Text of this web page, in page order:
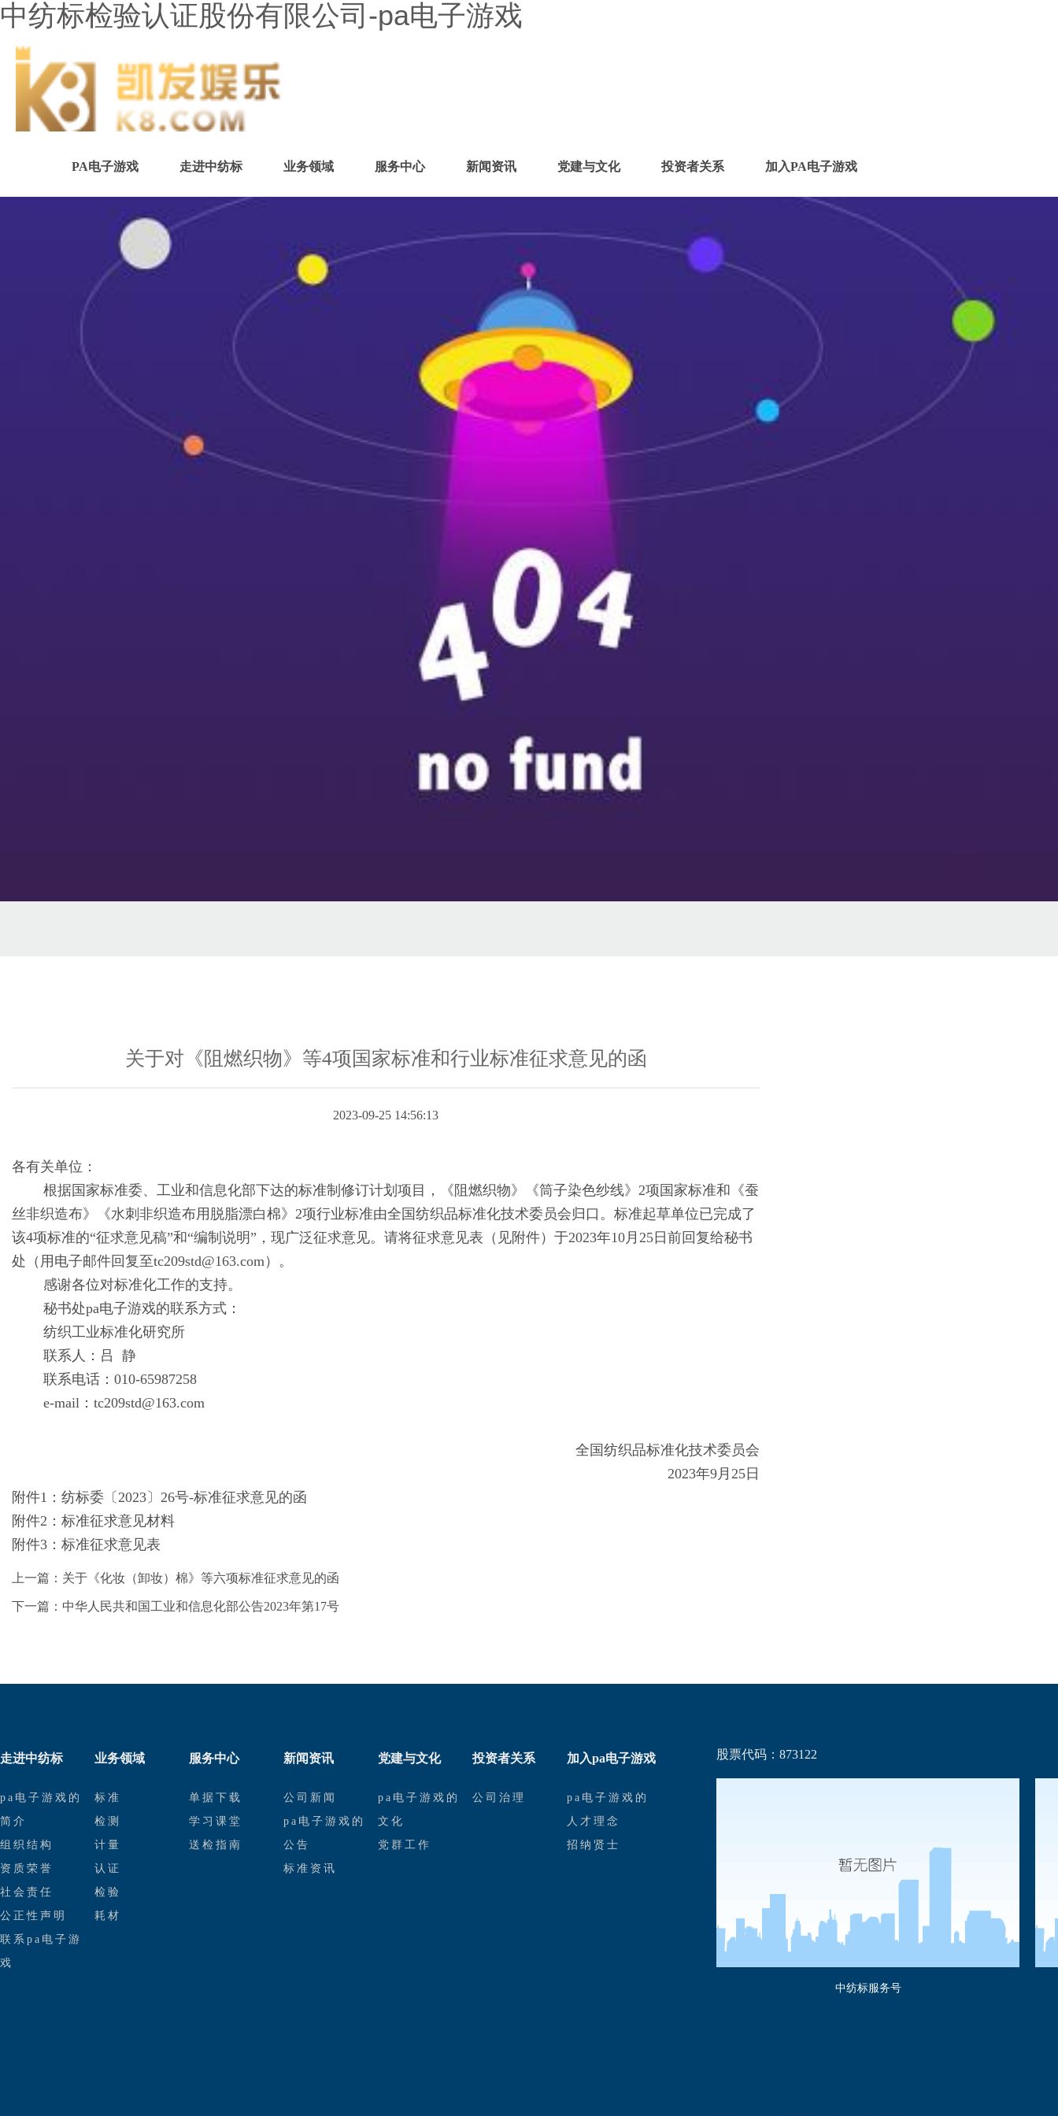
中纺标检验认证股份有限公司-pa电子游戏
PA电子游戏 走进中纺标 业务领域 服务中心 新闻资讯 党建与文化 投资者关系 加入PA电子游戏
关于对《阻燃织物》等4项国家标准和行业标准征求意见的函
2023-09-25 14:56:13
各有关单位：
根据国家标准委、工业和信息化部下达的标准制修订计划项目，《阻燃织物》《筒子染色纱线》2项国家标准和《蚕
丝非织造布》《水刺非织造布用脱脂漂白棉》2项行业标准由全国纺织品标准化技术委员会归口。标准起草单位已完成了
该4项标准的“征求意见稿”和“编制说明”，现广泛征求意见。请将征求意见表（见附件）于2023年10月25日前回复给秘书
处（用电子邮件回复至tc209std@163.com）。
感谢各位对标准化工作的支持。
秘书处pa电子游戏的联系方式：
纺织工业标准化研究所
联系人：吕 静
联系电话：010-65987258
e-mail： tc209std@163.com
全国纺织品标准化技术委员会
2023年9月25日
附件1： 纺标委〔2023〕26号-标准征求意见的函
附件2： 标准征求意见材料
附件3： 标准征求意见表
上一篇：关于《化妆（卸妆）棉》等六项标准征求意见的函
下一篇：中华人民共和国工业和信息化部公告2023年第17号
走进中纺标
pa电子游戏的
简介
组织结构
资质荣誉
社会责任
公正性声明
联系pa电子游
戏
业务领域
标准
检测
计量
认证
检验
耗材
服务中心
单据下载
学习课堂
送检指南
新闻资讯
公司新闻
pa电子游戏的
公告
标准资讯
党建与文化
pa电子游戏的
文化
党群工作
投资者关系
公司治理
加入pa电子游戏
pa电子游戏的
人才理念
招纳贤士
股票代码：873122
中纺标服务号